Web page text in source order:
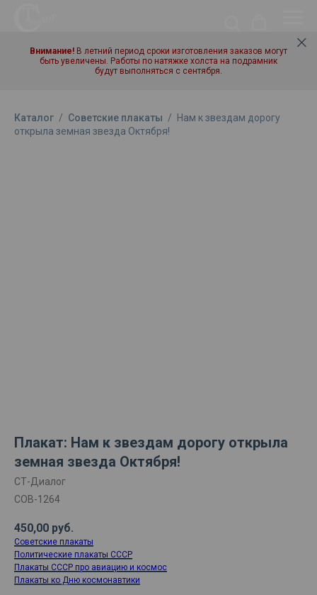
Внимание! В летний период сроки изготовления заказов могут
быть увеличены. Работы по натяжке холста на подрамник
будут выполняться с сентября.
Каталог / Советские плакаты /
Нам к звездам дорогу
открыла земная звезда Октября!
Плакат: Нам к звездам дорогу открыла
земная звезда Октября!
СТ-Диалог
СОВ-1264
450,00 руб.
Советские плакаты
Политические плакаты СССР
Плакаты СССР про авиацию и космос
Плакаты ко Дню космонавтики